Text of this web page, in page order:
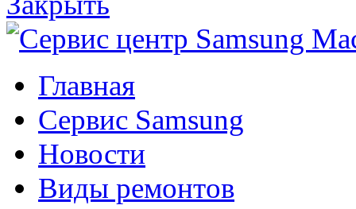
Главная
Сервис Samsung
Новости
Виды ремонтов